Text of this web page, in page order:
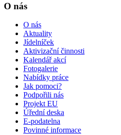
O nás
O nás
Aktuality
Jídelníček
Aktivizační činnosti
Kalendář akcí
Fotogalerie
Nabídky práce
Jak pomoci?
Podpořili nás
Projekt EU
Úřední deska
E-podatelna
Povinné informace